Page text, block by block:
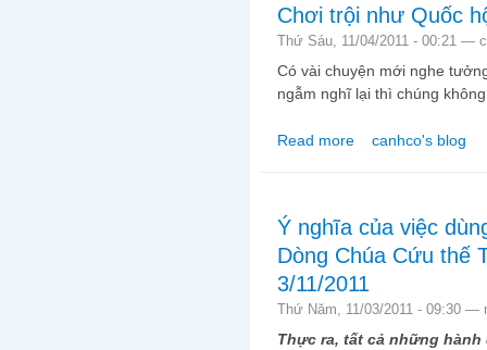
Chơi trội như Quốc
Thứ Sáu, 11/04/2011 - 00:21 —
Có vài chuyện mới nghe
ngẫm nghĩ lại thì chúng
Read more about Chơi trội như
canhco's blog
Ý nghĩa của việc
Dòng Chúa Cứu thế
3/11/2011
Thứ Năm, 11/03/2011 - 09:30 —
Thực ra, tất cả những